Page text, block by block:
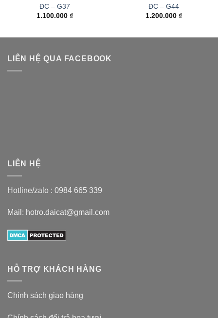
ĐC – G37
1.100.000 ₫
ĐC – G44
1.200.000 ₫
LIÊN HỆ QUA FACEBOOK
LIÊN HỆ
Hotline/zalo : 0984 665 339
Mail: hotro.daicat@gmail.com
HỖ TRỢ KHÁCH HÀNG
Chính sách giao hàng